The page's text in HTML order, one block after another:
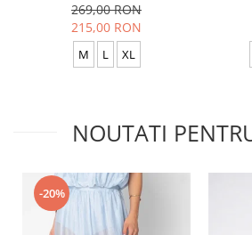
269,00 RON
215,00 RON
M L XL
NOUTATI
-20%